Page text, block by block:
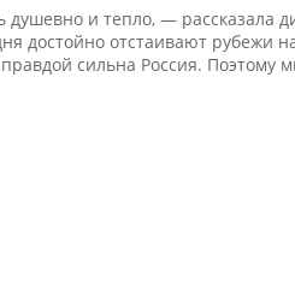
и тепло, —
достойно отстаивают
сильна Россия. Поэтому